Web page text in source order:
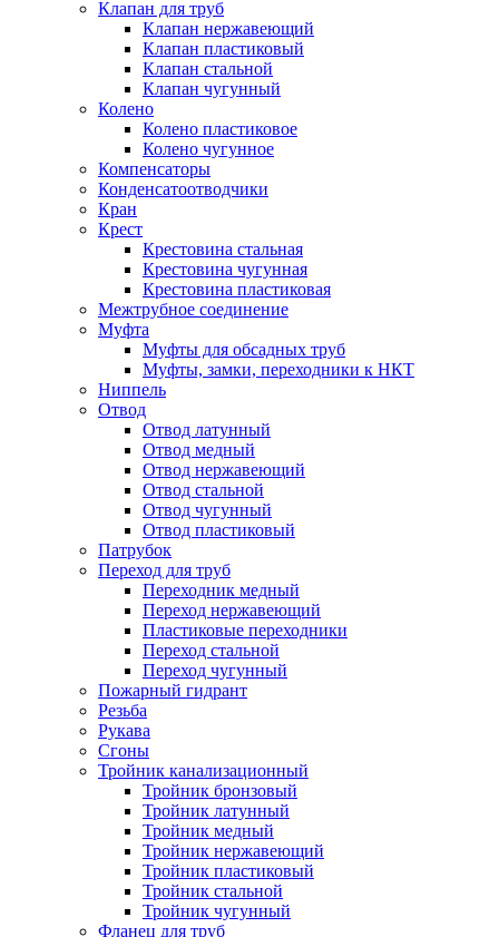
Клапан для труб
Клапан нержавеющий
Клапан пластиковый
Клапан стальной
Клапан чугунный
Колено
Колено пластиковое
Колено чугунное
Компенсаторы
Конденсатоотводчики
Кран
Крест
Крестовина стальная
Крестовина чугунная
Крестовина пластиковая
Межтрубное соединение
Муфта
Муфты для обсадных труб
Муфты, замки, переходники к НКТ
Ниппель
Отвод
Отвод латунный
Отвод медный
Отвод нержавеющий
Отвод стальной
Отвод чугунный
Отвод пластиковый
Патрубок
Переход для труб
Переходник медный
Переход нержавеющий
Пластиковые переходники
Переход стальной
Переход чугунный
Пожарный гидрант
Резьба
Рукава
Сгоны
Тройник канализационный
Тройник бронзовый
Тройник латунный
Тройник медный
Тройник нержавеющий
Тройник пластиковый
Тройник стальной
Тройник чугунный
Фланец для труб